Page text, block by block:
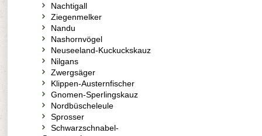
Nachtigall
Ziegenmelker
Nandu
Nashornvögel
Neuseeland-Kuckuckskauz
Nilgans
Zwergsäger
Klippen-Austernfischer
Gnomen-Sperlingskauz
Nordbüscheleule
Sprosser
Schwarzschnabel-